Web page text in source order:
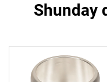
Shunday